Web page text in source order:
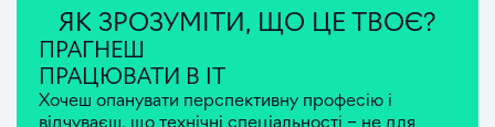
ЯК ЗРОЗУМІТИ, ЩО ЦЕ ТВОЄ?
ПРАГНЕШ
ПРАЦЮВАТИ В IT
Хочеш опанувати перспективну професію і
відчуваєш, що технічні спеціальності – не для